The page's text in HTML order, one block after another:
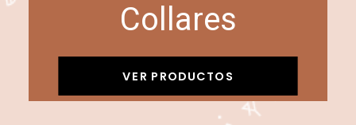
Collares
VER PRODUCTOS